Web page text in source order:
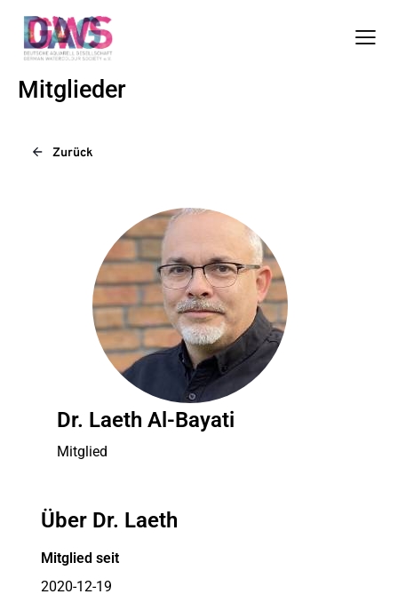
Mitglieder
Zurück
Dr. Laeth Al-Bayati
Mitglied
Über Dr. Laeth
Mitglied seit
2020-12-19